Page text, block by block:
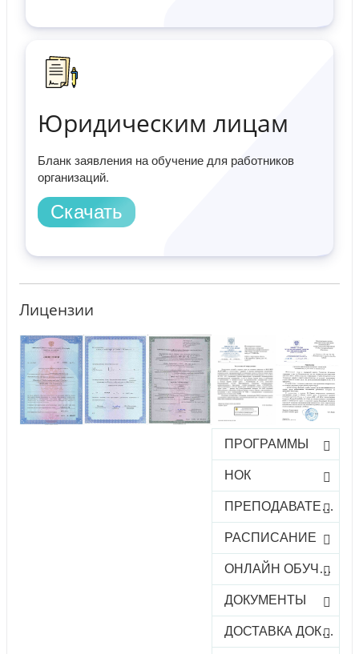
Юридическим лицам
Бланк заявления на обучение для работников
организаций.
Скачать
Лицензии
ПРОГРАММЫ
НОК
ПРЕПОДАВАТЕЛИ
РАСПИСАНИЕ
ОНЛАЙН ОБУЧЕНИЕ
ДОКУМЕНТЫ
ДОСТАВКА ДОКУМЕНТОВ